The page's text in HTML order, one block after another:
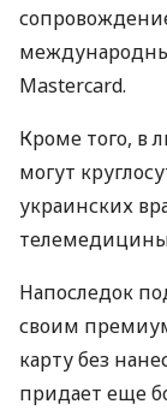
Mastercard.
Кроме того, в
могут
украинских
Напоследок
своим
карту без
придает еще